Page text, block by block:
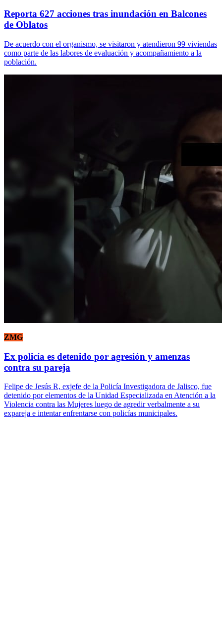
Reporta 627 acciones tras inundación en Balcones
de Oblatos
De acuerdo con el organismo, se visitaron y atendieron 99 viviendas
como parte de las labores de evaluación y acompañamiento a la
población.
ZMG
Ex policía es detenido por agresión y amenzas
contra su pareja
Felipe de Jesús R, exjefe de la Policía Investigadora de Jalisco, fue
detenido por elementos de la Unidad Especializada en Atención a la
Violencia contra las Mujeres luego de agredir verbalmente a su
expareja e intentar enfrentarse con policías municipales.